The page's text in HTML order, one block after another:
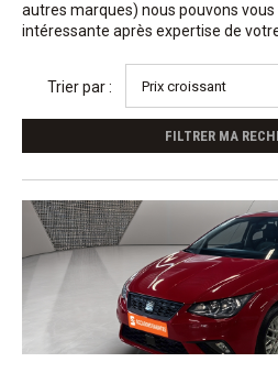
autres marques) nous pouvons
intéressante après expertise de
Trier par :
FILTRER MA